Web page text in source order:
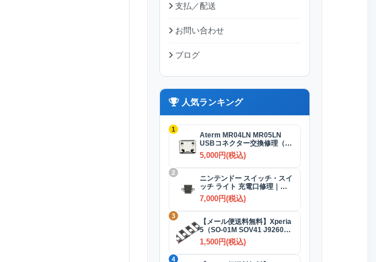
支払／配送
お問い合わせ
ブログ
人気ランキング
1
Aterm MR04LN MR05LN
USBコネクター交換修理（充
電）
5,000円(税込)
2
ニンテンドー スイッチ・スイ
ッチ ライト 充電口修理｜
USB-Cコネクター 交換修理
7,000円(税込)
3
【メール便送料無料】Xperia
5（SO-01M SOV41 J9260）
SIMカードトレイ 全4色
1,500円(税込)
4